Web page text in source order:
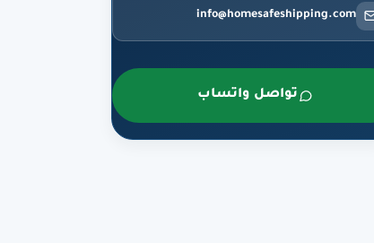
info@homesafeshipping.com
تواصل واتساب